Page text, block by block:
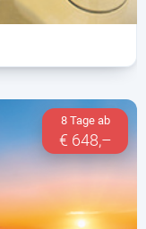
8 Tage ab
€ 648,–